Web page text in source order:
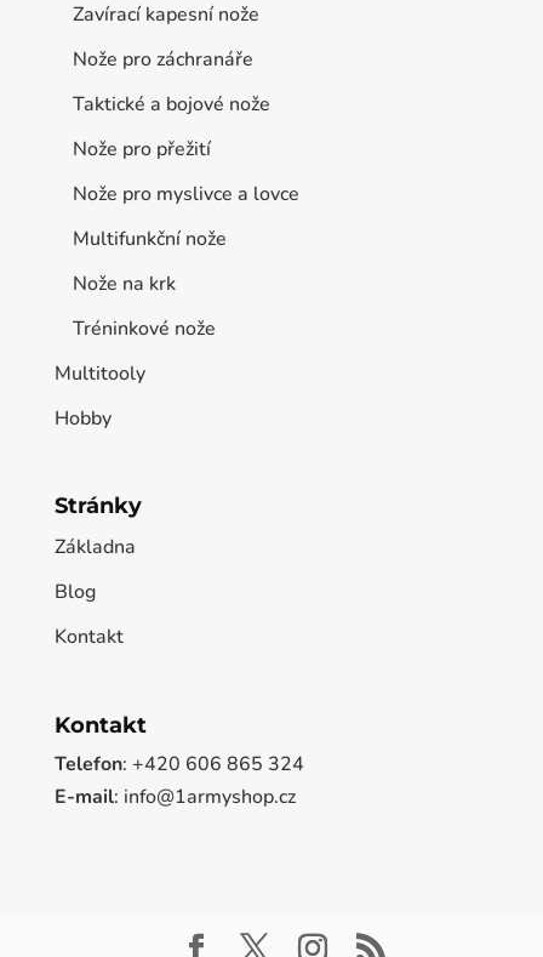
Zavírací kapesní nože
Nože pro záchranáře
Taktické a bojové nože
Nože pro přežití
Nože pro myslivce a lovce
Multifunkční nože
Nože na krk
Tréninkové nože
Multitooly
Hobby
Stránky
Základna
Blog
Kontakt
Kontakt
Telefon: +420 606 865 324
E-mail: info@1armyshop.cz